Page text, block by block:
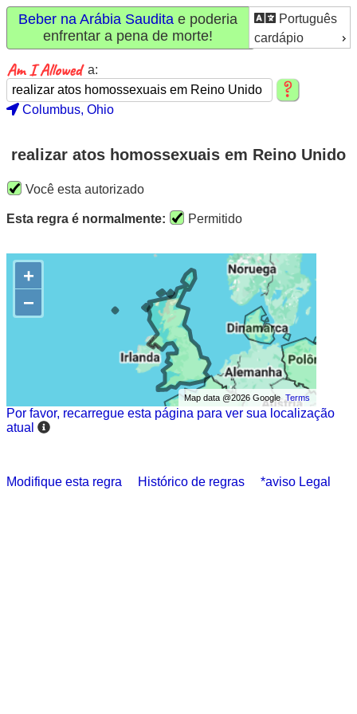
Português
cardápio
Beber na Arábia Sauditae poderia
enfrentar a pena de morte!
a:
Columbus, Ohio
realizar atos homossexuais em Reino Unido
Você esta autorizado
Esta regra é normalmente: Permitido
+
−
Map data @2026 GoogleTerms
Por favor, recarregue esta página para ver sua localização
atual
Modifique esta regra Histórico de regras *aviso Legal